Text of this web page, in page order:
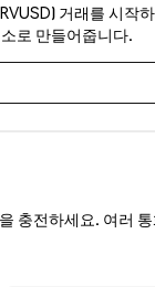
거래를 시
로 만들어줍니다.
충전하세요. 여러